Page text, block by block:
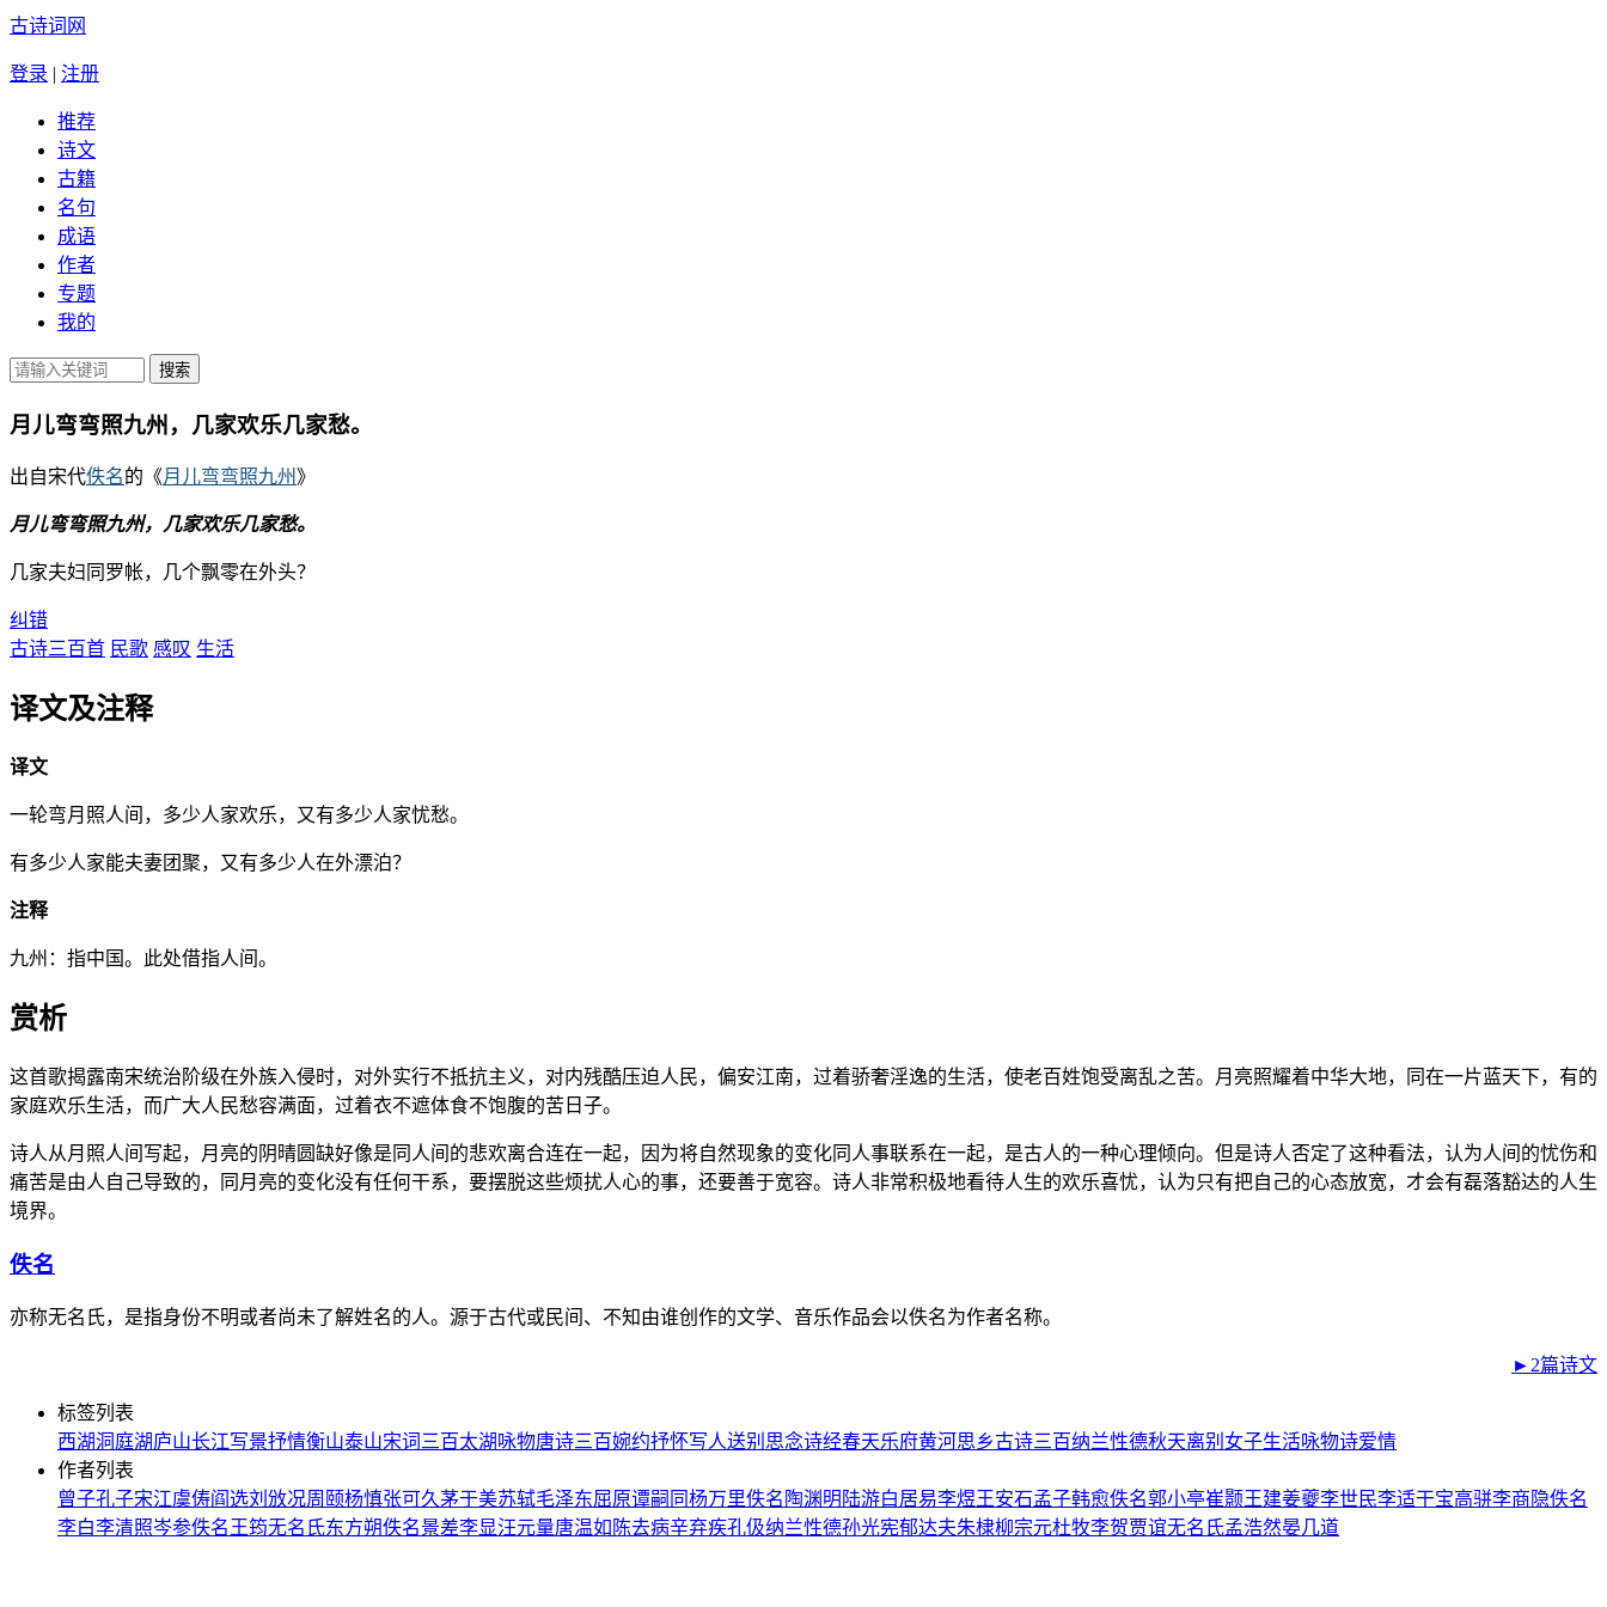
古诗词网
登录 | 注册
推荐
诗文
古籍
名句
成语
作者
专题
我的
月儿弯弯照九州，几家欢乐几家愁。
出自宋代佚名的《月儿弯弯照九州 》
月儿弯弯照九州，几家欢乐几家愁。
几家夫妇同罗帐，几个飘零在外头？
纠错
古诗三百首 民歌 感叹 生活
译文及注释
译文
一轮弯月照人间，多少人家欢乐，又有多少人家忧愁。
有多少人家能夫妻团聚，又有多少人在外漂泊？
注释
九州：指中国。此处借指人间。
赏析
这首歌揭露南宋统治阶级在外族入侵时，对外实行不抵抗主义，对内残酷压迫人民，偏安江南，过着骄奢淫逸的生活，使老百姓饱受离乱之苦。月亮照耀着中华大地，同在一片蓝天下，有的
家庭欢乐生活，而广大人民愁容满面，过着衣不遮体食不饱腹的苦日子。
诗人从月照人间写起，月亮的阴晴圆缺好像是同人间的悲欢离合连在一起，因为将自然现象的变化同人事联系在一起，是古人的一种心理倾向。但是诗人否定了这种看法，认为人间的忧伤和
痛苦是由人自己导致的，同月亮的变化没有任何干系，要摆脱这些烦扰人心的事，还要善于宽容。诗人非常积极地看待人生的欢乐喜忧，认为只有把自己的心态放宽，才会有磊落豁达的人生
境界。
佚名
亦称无名氏，是指身份不明或者尚未了解姓名的人。源于古代或民间、不知由谁创作的文学、音乐作品会以佚名为作者名称。
►2篇诗文
标签列表
西湖洞庭湖庐山长江写景抒情衡山泰山宋词三百太湖 咏物唐诗三百婉约抒怀写人送别 思念诗经春天乐府黄河思乡古诗三百纳兰性德秋天离别 女子生活咏物诗爱情
作者列表
曾子孔子宋江虞俦阎选刘攽况周颐杨慎张可久茅于美苏轼毛泽东屈原谭嗣同杨万里佚名 陶渊明 陆游白居易李煜王安石孟子韩愈佚名郭小亭崔颢王建姜夔李世民李适干宝高骈李商隐佚名
李白李清照岑参佚名 王筠无名氏东方朔佚名景差李显汪元量唐温如 陈去病辛弃疾孔伋纳兰性德孙光宪郁达夫朱棣柳宗元杜牧李贺贾谊无名氏孟浩然晏几道